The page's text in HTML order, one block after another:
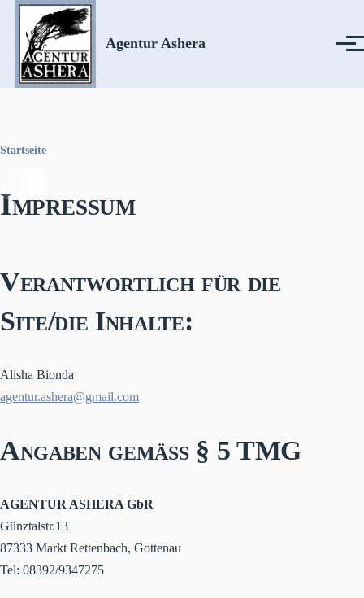
Direkt zum Inhalt
Agentur Ashera Menü
Startseite
Impressum
Verantwortlich für die
Site/die Inhalte:
Alisha Bionda
agentur.ashera@gmail.com
Angaben gemäß § 5 TMG
AGENTUR ASHERA GbR
Günztalstr.13
87333 Markt Rettenbach, Gottenau
Tel: 08392/9347275